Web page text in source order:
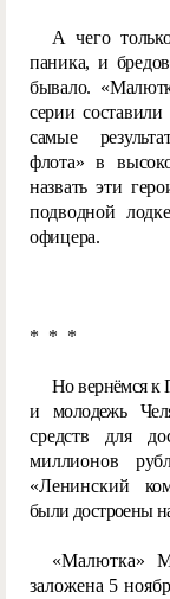
А чего
паника, и
бывало.
серии
самые
флота» в
назвать эти
подводной
офицера.
* * *
Но вернёмся к
и молодежь
средств для
миллионов
«Ленинский
были достроены
«Малютка»
заложена 5